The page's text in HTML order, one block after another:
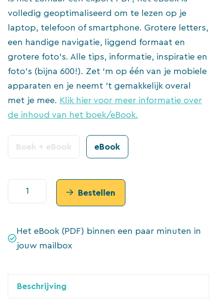
volledig geoptimaliseerd om te lezen op je
laptop, telefoon of smartphone. Grotere letters,
een handige navigatie, liggend formaat en
grotere foto’s. Alle tips, informatie, inspiratie en
foto’s (bijna 600!). Zet ‘m op één van je mobiele
apparaten en je neemt ’t gemakkelijk overal
met je mee. Klik hier voor meer informatie over
de inhoud van het boek/eBook.
Boek + eBook eBook
ebook
Reisfotografie
aantal
Bestellen
Het eBook (PDF) binnen een paar minuten in
jouw mailbox
Beschrijving